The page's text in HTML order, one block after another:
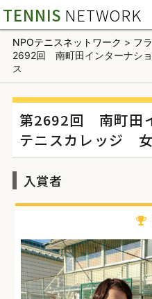
TENNIS NETWORK
NPOテニスネットワーク > フ
2692回 南町田インターナシ
ス
第2692回 南町田
テニスカレッジ
入賞者